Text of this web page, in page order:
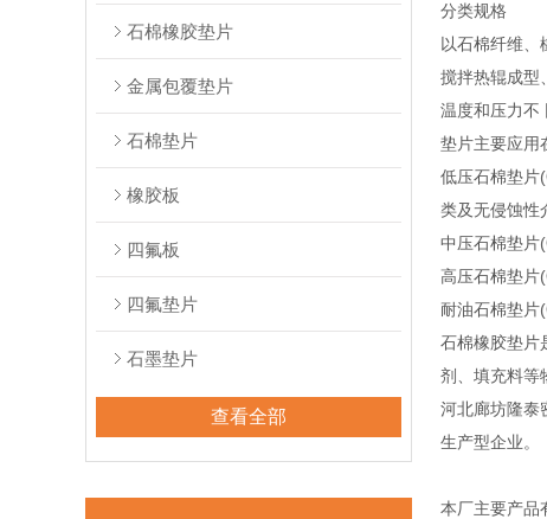
石棉橡胶垫片
金属包覆垫片
石棉垫片
橡胶板
四氟板
四氟垫片
石墨垫片
查看全部
分类规格
以石棉纤维、
搅拌热辊成型
温度和压力不
垫片主要应用
低压石棉垫片
类及无侵蚀性
中压石棉垫片
高压石棉垫片
耐油石棉垫片
石棉橡胶垫片
剂、填充料等
河北廊坊隆泰
生产型企业。
本厂主要产品